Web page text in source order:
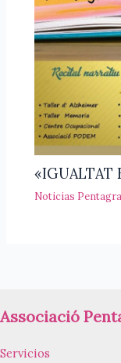
«IGUALTAT
Noticias
Associació
Servicios